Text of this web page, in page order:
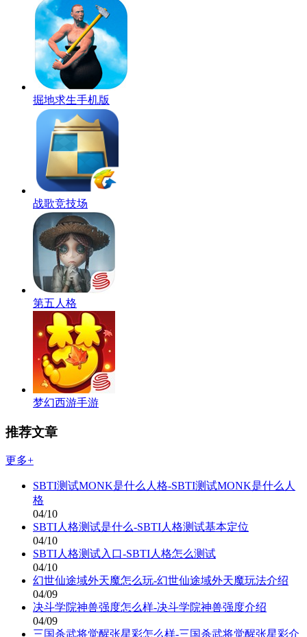
掘地求生手机版
战歌竞技场
第五人格
梦幻西游手游
推荐文章
更多+
SBTI测试MONK是什么人格-SBTI测试MONK是什么人
格
04/10
SBTI人格测试是什么-SBTI人格测试基本定位
04/10
SBTI人格测试入口-SBTI人格怎么测试
04/10
幻世仙途域外天魔怎么玩-幻世仙途域外天魔玩法介绍
04/09
决斗学院神兽强度怎么样-决斗学院神兽强度介绍
04/09
三国杀武将觉醒张星彩怎么样-三国杀武将觉醒张星彩介